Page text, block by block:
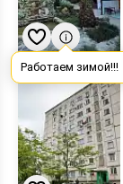
2х-
комнатная
квартира
Агрба
10
на
карте
Работаем зимой!!!